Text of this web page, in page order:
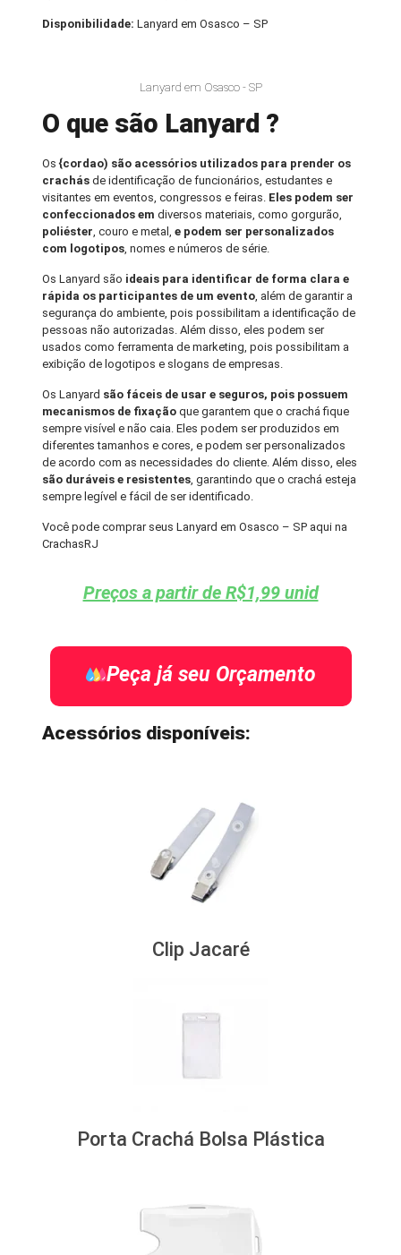
Disponibilidade:Lanyard em Osasco – SP
Lanyard em Osasco - SP
O que são Lanyard ?
Os {cordao) são acessórios utilizados para prender os
crachás de identificação de funcionários, estudantes e
visitantes em eventos, congressos e feiras. Eles podem ser
confeccionados emdiversos materiais, como gorgurão,
poliéster, couro e metal,e podem ser personalizados
com logotipos, nomes e números de série.
Os Lanyard são ideais para identificar de forma clara e
rápida os participantes de um evento, além de garantir a
segurança do ambiente, pois possibilitam a identificação de
pessoas não autorizadas. Além disso, eles podem ser
usados como ferramenta de marketing, pois possibilitam a
exibição de logotipos e slogans de empresas.
Os Lanyard são fáceis de usar e seguros, pois possuem
mecanismos de fixação que garantem que o crachá fique
sempre visível e não caia. Eles podem ser produzidos em
diferentes tamanhos e cores, e podem ser personalizados
de acordo com as necessidades do cliente. Além disso, eles
são duráveis e resistentes, garantindo que o crachá esteja
sempre legível e fácil de ser identificado.
Você pode comprar seus Lanyard em Osasco – SP aqui na
CrachasRJ
Preços a partir de R$1,99 unid
Peça já seu Orçamento
Acessórios disponíveis:
Clip Jacaré
Porta Crachá Bolsa Plástica